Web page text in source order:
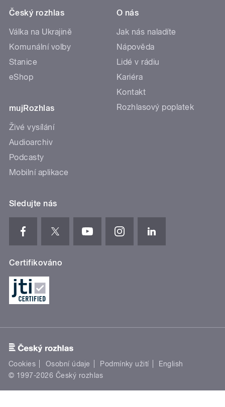
Český rozhlas
Válka na Ukrajině
Komunální volby
Stanice
eShop
mujRozhlas
Živé vysílání
Audioarchiv
Podcasty
Mobilní aplikace
O nás
Jak nás naladíte
Nápověda
Lidé v rádiu
Kariéra
Kontakt
Rozhlasový poplatek
Sledujte nás
Certifikováno
Cookies Osobní údaje Podmínky užití
English
© 1997-2026 Český rozhlas